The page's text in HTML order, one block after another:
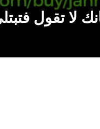
لا تقول